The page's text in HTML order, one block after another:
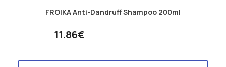
FROIKA Anti-Dandruff Shampoo 200ml
11.86€